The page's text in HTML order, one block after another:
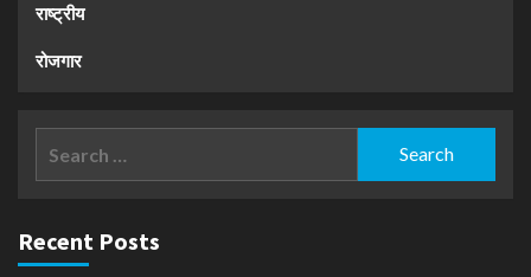
राष्ट्रीय
रोजगार
Recent Posts